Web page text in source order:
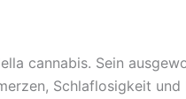
cannabis. Sein
Schlaflosigkeit